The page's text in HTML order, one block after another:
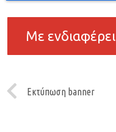
Με ενδιαφέρει
Εκτύπωση banner